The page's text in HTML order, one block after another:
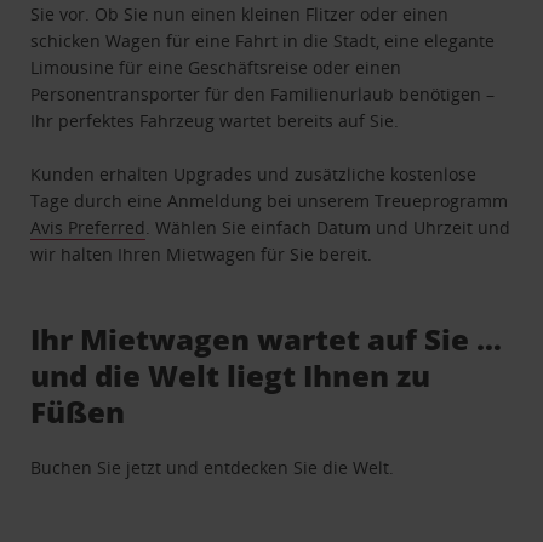
Sie vor. Ob Sie nun einen kleinen Flitzer oder einen
schicken Wagen für eine Fahrt in die Stadt, eine elegante
Limousine für eine Geschäftsreise oder einen
Personentransporter für den Familienurlaub benötigen –
Ihr perfektes Fahrzeug wartet bereits auf Sie.
Kunden erhalten Upgrades und zusätzliche kostenlose
Tage durch eine Anmeldung bei unserem Treueprogramm
Avis Preferred . Wählen Sie einfach Datum und Uhrzeit und
wir halten Ihren Mietwagen für Sie bereit.
Ihr Mietwagen wartet auf Sie …
und die Welt liegt Ihnen zu
Füßen
Buchen Sie jetzt und entdecken Sie die Welt.